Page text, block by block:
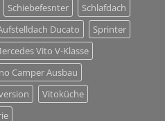
Schiebefesnter
Schlafdach
Ducato
Sprinter
Vito V-Klasse
Camper Ausbau
Vitoküche